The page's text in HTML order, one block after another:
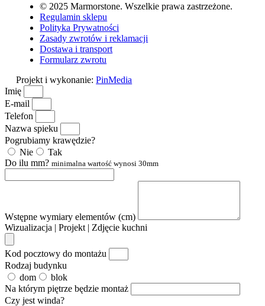
© 2025 Marmorstone. Wszelkie prawa zastrzeżone.
Regulamin sklepu
Polityka Prywatności
Zasady zwrotów i reklamacji
Dostawa i transport
Formularz zwrotu
Projekt i wykonanie:PinMedia
Imię
E-mail
Telefon
Nazwa spieku
Pogrubiamy krawędzie?
Nie
Tak
Do ilu mm? minimalna wartość wynosi 30mm
Wstępne wymiary elementów (cm)
Wizualizacja | Projekt | Zdjęcie kuchni
Kod pocztowy do montażu
Rodzaj budynku
dom
blok
Na którym piętrze będzie montaż
Czy jest winda?